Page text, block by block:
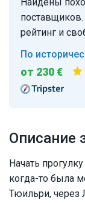
Описание
Начать
когда-то была
Тюильри, через
рейтинг и
По
от 230 €